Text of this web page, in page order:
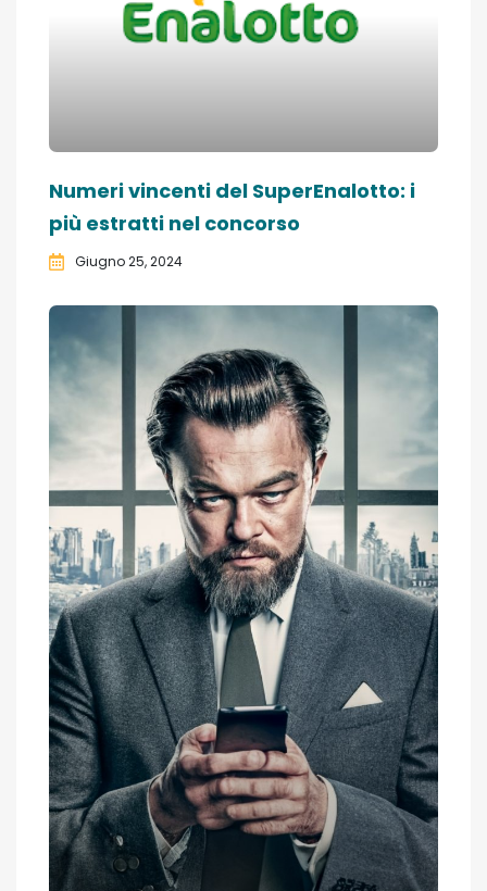
Numeri vincenti del SuperEnalotto: i
più estratti nel concorso
Giugno 25, 2024